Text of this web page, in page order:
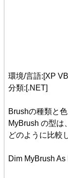
環境/言語:[XP
分類:[.NET]
Brushの種類と
MyBrush の型は
どのように比較
Dim MyBrush As